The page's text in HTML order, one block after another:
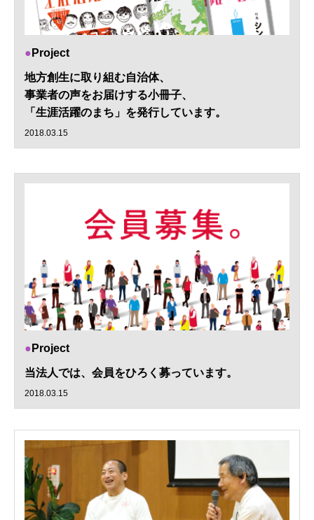
Project
地方創生に取り組む自治体、
事業者の声をお届けする小冊子、
「生涯活躍のまち」を発行しています。
2018.03.15
Project
当法人では、会員をひろく募っています。
2018.03.15